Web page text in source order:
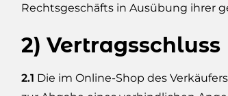
Rechtsgeschäfts in Ausübung ihrer
2) Vertragsschluss
2.1 Die im Online-Shop des